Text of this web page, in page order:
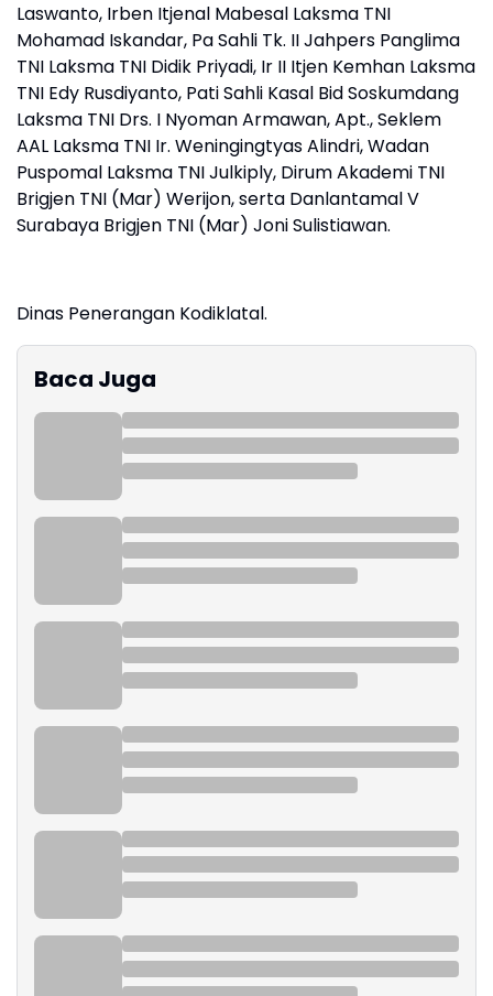
Laswanto, Irben Itjenal Mabesal Laksma TNI
Mohamad Iskandar, Pa Sahli Tk. II Jahpers Panglima
TNI Laksma TNI Didik Priyadi, Ir II Itjen Kemhan Laksma
TNI Edy Rusdiyanto, Pati Sahli Kasal Bid Soskumdang
Laksma TNI Drs. I Nyoman Armawan, Apt., Seklem
AAL Laksma TNI Ir. Weningingtyas Alindri, Wadan
Puspomal Laksma TNI Julkiply, Dirum Akademi TNI
Brigjen TNI (Mar) Werijon, serta Danlantamal V
Surabaya Brigjen TNI (Mar) Joni Sulistiawan.
Dinas Penerangan Kodiklatal.
Baca Juga